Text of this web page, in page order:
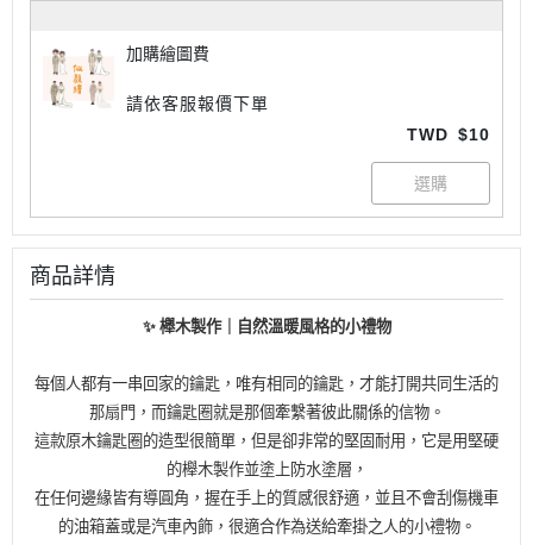
加購繪圖費
請依客服報價下單
TWD $10
商品詳情
✨ 櫸木製作｜自然溫暖風格的小禮物
每個人都有一串回家的鑰匙，唯有相同的鑰匙，才能打開共同生活的
那扇門，而鑰匙圈就是那個牽繫著彼此關係的信物。
這款原木鑰匙圈的造型很簡單，但是卻非常的堅固耐用，它是用堅硬
的櫸木製作並塗上防水塗層，
在任何邊緣皆有導圓角，握在手上的質感很舒適，並且不會刮傷機車
的油箱蓋或是汽車內飾，很適合作為送給牽掛之人的小禮物。